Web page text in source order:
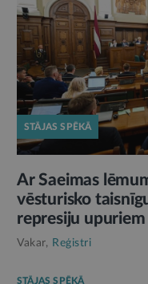
STĀJAS SPĒKĀ
Ar Saeimas
vēsturisko
represiju upuriem
Vakar, Reģistri
STĀJAS SPĒKĀ